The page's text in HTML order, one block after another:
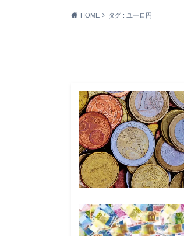
HOME タグ : ユーロ円